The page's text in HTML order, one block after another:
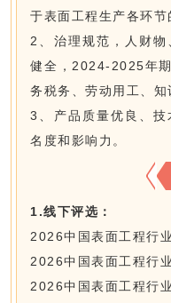
于表面工程生产各环
2、治理规范，人财
健全，2024-2025年
务税务、劳动用工、
3、产品质量优良、
名度和影响力。
1.线下评选 ：
2026中国表面工程行
2026中国表面工程行
2026中国表面工程行